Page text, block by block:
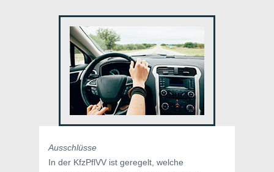
Ausschlüsse
In der KfzPflVV ist geregelt, welche